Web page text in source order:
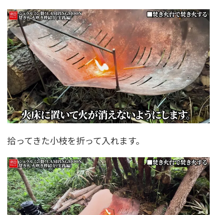
拾ってきた小枝を折って入れます。